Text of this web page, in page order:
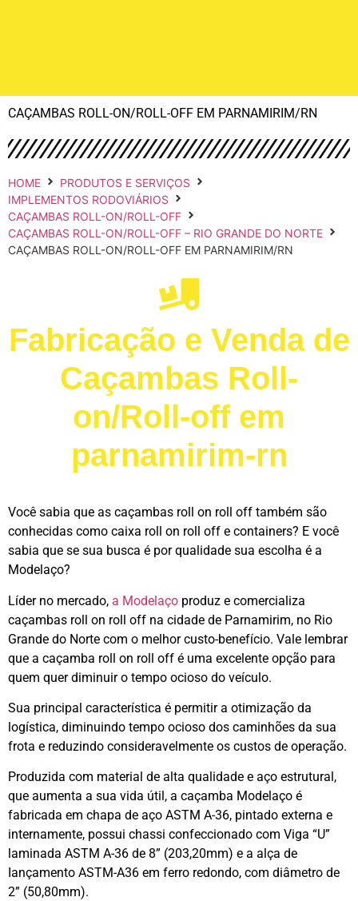
CAÇAMBAS ROLL-ON/ROLL-OFF EM PARNAMIRIM/RN
HOME
PRODUTOS E SERVIÇOS
IMPLEMENTOS RODOVIÁRIOS
CAÇAMBAS ROLL-ON/ROLL-OFF
CAÇAMBAS ROLL-ON/ROLL-OFF – RIO GRANDE DO NORTE
CAÇAMBAS ROLL-ON/ROLL-OFF EM PARNAMIRIM/RN
Fabricação e Venda de
Caçambas Roll-
on/Roll-off em
parnamirim-rn
Você sabia que as caçambas roll on roll off também são
conhecidas como caixa roll on roll off e containers? E você
sabia que se sua busca é por qualidade sua escolha é a
Modelaço?
Líder no mercado, a Modelaço produz e comercializa
caçambas roll on roll off na cidade de Parnamirim, no Rio
Grande do Norte com o melhor custo-benefício. Vale lembrar
que a caçamba roll on roll off é uma excelente opção para
quem quer diminuir o tempo ocioso do veículo.
Sua principal característica é permitir a otimização da
logística, diminuindo tempo ocioso dos caminhões da sua
frota e reduzindo consideravelmente os custos de operação.
Produzida com material de alta qualidade e aço estrutural,
que aumenta a sua vida útil, a caçamba Modelaço é
fabricada em chapa de aço ASTM A-36, pintado externa e
internamente, possui chassi confeccionado com Viga “U”
laminada ASTM A-36 de 8” (203,20mm) e a alça de
Iançamento ASTM-A36 em ferro redondo, com diâmetro de
2” (50,80mm).